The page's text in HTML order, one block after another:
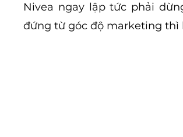
Nivea ngay lập tức phải
đứng từ góc độ marketing thì